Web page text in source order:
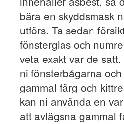
bära en skyddsmask
utförs. Ta sedan
fönsterglas och
veta exakt var de
ni fönsterbågarna
gammal färg och
kan ni använda en
att avlägsna gammal